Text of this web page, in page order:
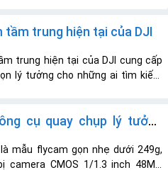
tầm trung hiện tại của DJI
trung hiện tại của DJI cung cấp
lý tưởng cho những ai tìm kiếm
người dùng dễ dàng chọn lựa
cao.
cụ quay chụp lý tưởng
sáng tạo nội dung trong
là mẫu flycam gọn nhẹ dưới 249g,
CMOS 1/1.3 inch 48MP,